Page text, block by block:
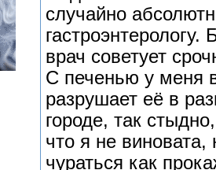
случайно
врач советует
С печенью у меня
разрушает её в
городе, так
что я не
чураться как